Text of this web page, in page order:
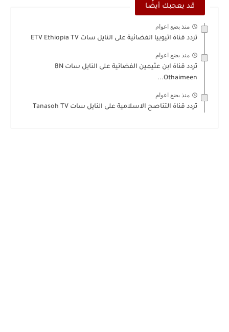
قد يعجبك أيضًا
منذ بضع اعوام
تردد قناة اثيوبيا الفضائية على النايل سات ETV Ethiopia TV
منذ بضع اعوام
تردد قناة ابن عثيمين الفضائية على النايل سات BN
Othaimeen...
منذ بضع اعوام
تردد قناة التناصح الاسلامية على النايل سات Tanasoh TV